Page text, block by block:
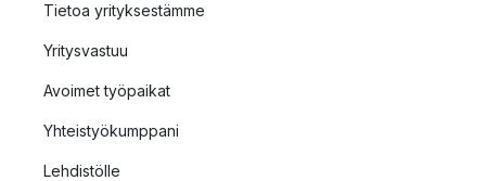
Tietoa yrityksestämme
Yritysvastuu
Avoimet työpaikat
Yhteistyökumppani
Lehdistölle